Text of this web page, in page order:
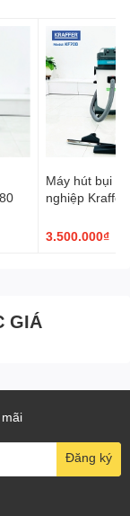
ấm áp, sang
khách sạn,
gỗ dễ lau chùi,
sử dụng rộng rãi
hơn.
định gu thẩm
đại, chất liệu cao
hoàn hảo cho
cấp.
Máy hút bụi
nghiệp Kraffer
3.500.000₫
GIÁ
Đăng ký